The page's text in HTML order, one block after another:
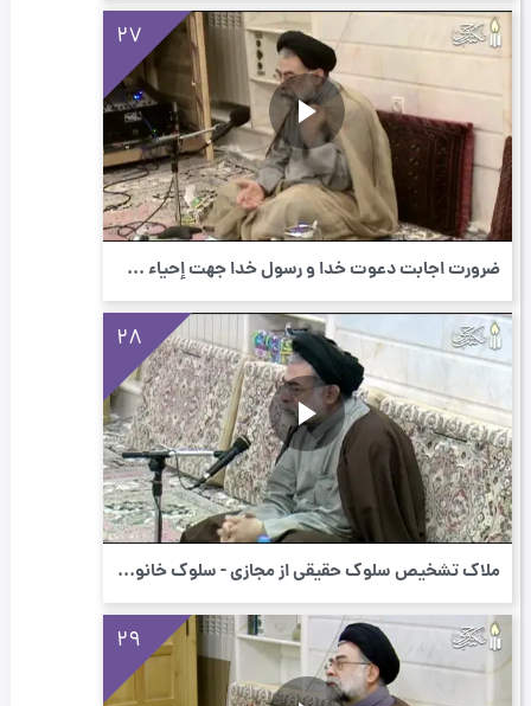
27
ضرورت اجابت دعوت خدا و رسول خدا جهت إحیاء ...
28
ملاک تشخیص سلوك حقیقی از مجازی - سلوک خانو...
29